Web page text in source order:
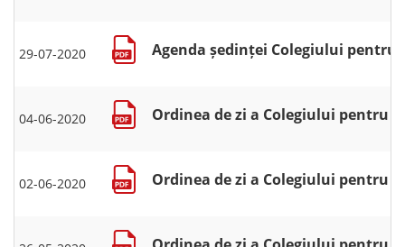
29-07-2020 Agenda ședinței Colegiului pentru
04-06-2020 Ordinea de zi a Colegiului pentru
02-06-2020 Ordinea de zi a Colegiului pentru